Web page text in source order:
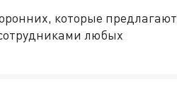
которые предлагают
любых